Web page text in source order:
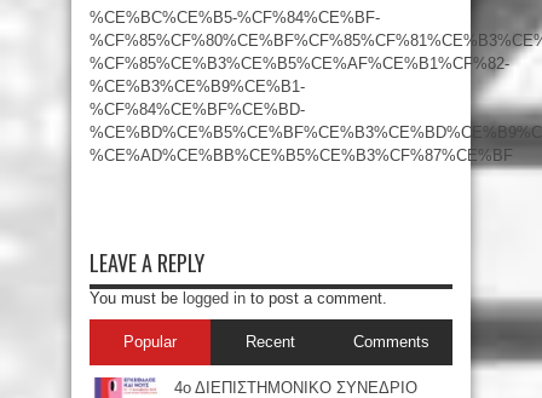
%CE%BC%CE%B5-%CF%84%CE%BF-
%CF%85%CE%B3%CE%B5%CE%AF%CE%B1%CF%82-
%CE%B3%CE%B9%CE%B1-
%CF%84%CE%BF%CE%BD-
%CE%AD%CE%BB%CE%B5%CE%B3%CF%87%CE%BF
LEAVE A REPLY
You must be logged in to post a comment.
Popular Recent Comments
4ο ΔΙΕΠΙΣΤΗΜΟΝΙΚΟ ΣΥΝΕΔΡΙΟ